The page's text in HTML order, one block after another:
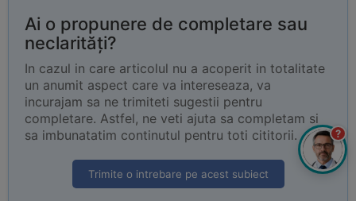
Ai o propunere de completare sau
neclarități?
In cazul in care articolul nu a acoperit in totalitate
un anumit aspect care va intereseaza, va
incurajam sa ne trimiteti sugestii pentru
completare. Astfel, ne veti ajuta sa completam si
sa imbunatatim continutul pentru toti cititorii.
Trimite o intrebare pe acest subiect
?